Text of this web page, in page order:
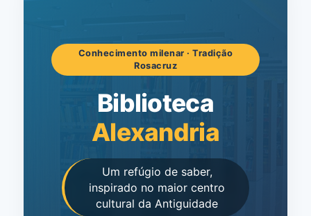
Conhecimento milenar · Tradição
Rosacruz
Biblioteca
Alexandria
Um refúgio de saber,
inspirado no maior centro
cultural da Antiguidade